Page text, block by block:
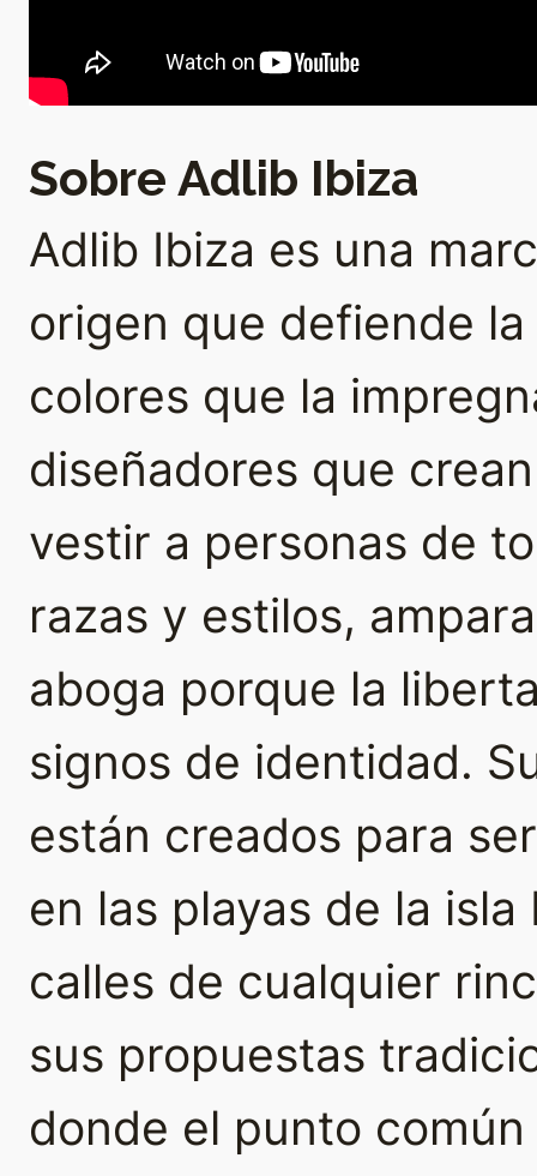
Sobre Adlib Ibiza
Adlib Ibiza es una
origen que defiende
colores que la
diseñadores que
vestir a personas de
razas y estilos,
aboga porque la
signos de identidad.
están creados para
en las playas de la
calles de cualquier
sus propuestas
donde el punto